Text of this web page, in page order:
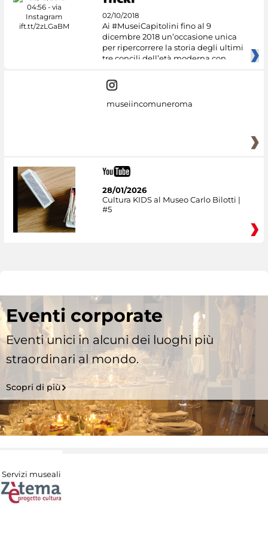
02/10/2018
Ai #MuseiCapitolini fino al 9
dicembre 2018 un’occasione unica
per ripercorrere la storia degli ultimi
tre concili dell’età moderna con
museiincomuneroma
28/01/2026
Cultura KIDS al Museo Carlo Bilotti |
#5
Eventi corporate
Eventi unici in alcuni dei luoghi più
straordinari al mondo.
Scopri di più
Servizi museali